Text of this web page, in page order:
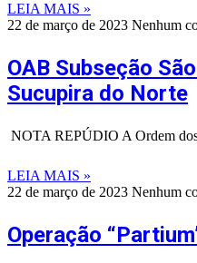
LEIA MAIS »
22 de março de 2023 Nenhum
OAB Subseção
Sucupira do Norte
NOTA REPÚDIO A Ordem dos
LEIA MAIS »
22 de março de 2023 Nenhum
Operação